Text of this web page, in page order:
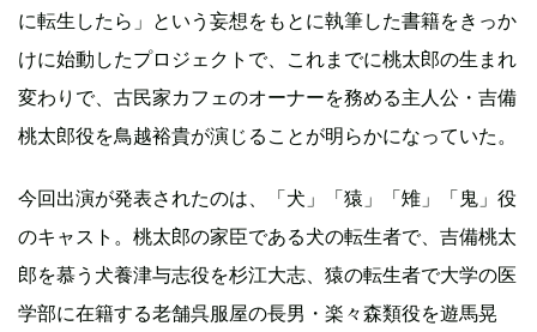
に転生したら」という妄想をもとに執筆した書籍をきっか
けに始動したプロジェクトで、これまでに桃太郎の生まれ
変わりで、古民家カフェのオーナーを務める主人公・吉備
桃太郎役を鳥越裕貴が演じることが明らかになっていた。
今回出演が発表されたのは、「犬」「猿」「雉」「鬼」役
のキャスト。桃太郎の家臣である犬の転生者で、吉備桃太
郎を慕う犬養津与志役を杉江大志、猿の転生者で大学の医
学部に在籍する老舗呉服屋の長男・楽々森類役を遊馬晃